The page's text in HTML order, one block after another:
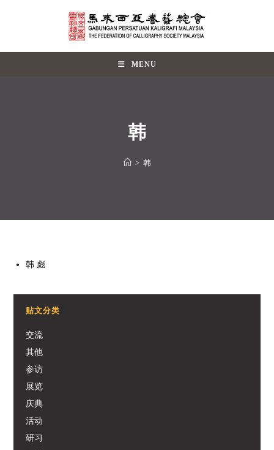
MENU
韩
> 韩
韩 彪
贴文分类
交流
其他
参访
展览
庆典
活动
研习